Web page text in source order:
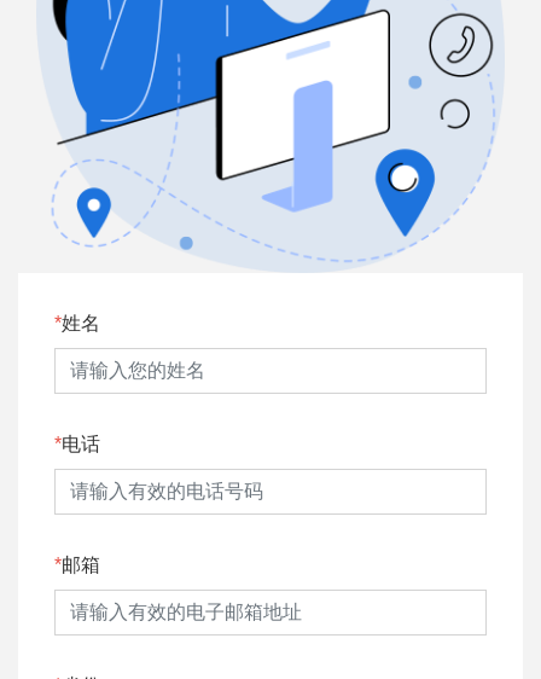
姓名
电话
邮箱